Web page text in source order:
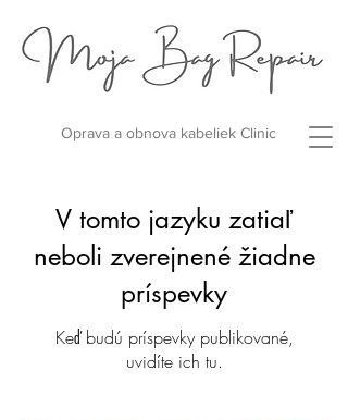
Oprava a obnova kabeliek Clinic
V tomto jazyku zatiaľ
neboli zverejnené žiadne
príspevky
Keď budú príspevky publikované,
uvidíte ich tu.